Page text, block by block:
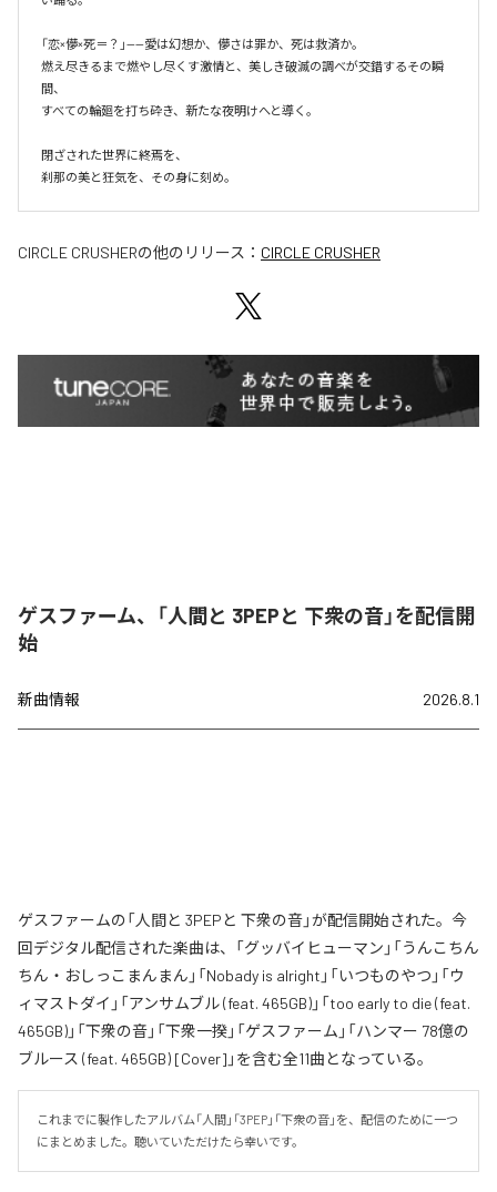
「恋×儚×死＝？」——愛は幻想か、儚さは罪か、死は救済か。
燃え尽きるまで燃やし尽くす激情と、美しき破滅の調べが交錯するその瞬
間、
すべての輪廻を打ち砕き、新たな夜明けへと導く。
閉ざされた世界に終焉を、
刹那の美と狂気を、その身に刻め。
CIRCLE CRUSHERの他のリリース： CIRCLE CRUSHER
ゲスファーム、「人間と 3PEPと 下衆の音」を配信開
始
新曲情報 2026.8.1
ゲスファームの「人間と 3PEPと 下衆の音」が配信開始された。今
回デジタル配信された楽曲は、「グッバイヒューマン」「うんこちん
ちん・おしっこまんまん」「Nobady is alright」「いつものやつ」「ウ
ィマストダイ」「アンサムブル (feat. 465GB)」「too early to die (feat.
465GB)」「下衆の音」「下衆一揆」「ゲスファーム」「ハンマー 78億の
ブルース (feat. 465GB) [Cover]」を含む全11曲となっている。
これまでに製作したアルバム「人間」「3PEP」「下衆の音」を、配信のために一つ
にまとめました。聴いていただけたら幸いです。